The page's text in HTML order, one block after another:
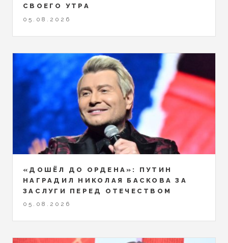
СВОЕГО УТРА
05.08.2026
«ДОШЁЛ ДО ОРДЕНА»: ПУТИН
НАГРАДИЛ НИКОЛАЯ БАСКОВА ЗА
ЗАСЛУГИ ПЕРЕД ОТЕЧЕСТВОМ
05.08.2026